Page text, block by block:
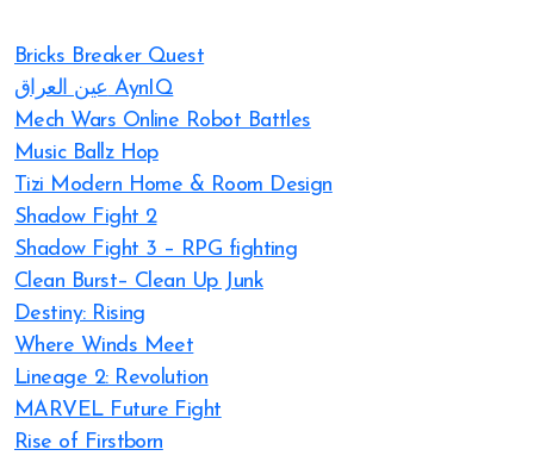
Bricks Breaker Quest
عين العراق AynIQ
Mech Wars Online Robot Battles
Music Ballz Hop
Tizi Modern Home & Room Design
Shadow Fight 2
Shadow Fight 3 – RPG fighting
Clean Burst– Clean Up Junk
Destiny: Rising
Where Winds Meet
Lineage 2: Revolution
MARVEL Future Fight
Rise of Firstborn